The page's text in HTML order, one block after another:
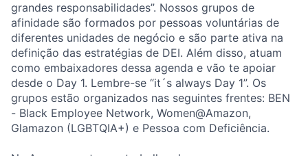
grandes responsabilidades”. Nossos grupos de
afinidade são formados por pessoas voluntárias de
diferentes unidades de negócio e são parte ativa na
definição das estratégias de DEI. Além disso, atuam
como embaixadores dessa agenda e vão te apoiar
desde o Day 1. Lembre-se “it´s always Day 1”. Os
grupos estão organizados nas seguintes frentes: BEN
- Black Employee Network, Women@Amazon,
Glamazon (LGBTQIA+) e Pessoa com Deficiência.